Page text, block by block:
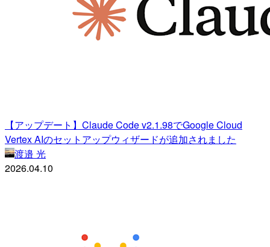
【アップデート】Claude Code v2.1.98でGoogle Cloud
Vertex AIのセットアップウィザードが追加されました
渡邉 光
2026.04.10